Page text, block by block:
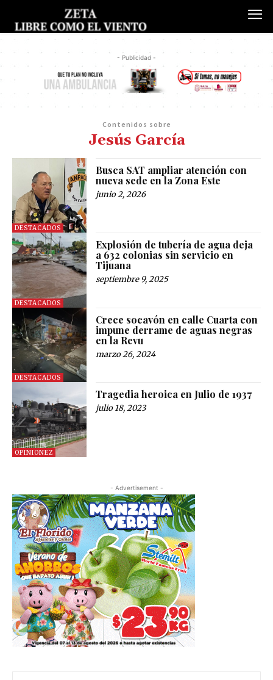
- Publicidad -
Contenidos sobre
Jesús García
DESTACADOS
Busca SAT ampliar atención con
nueva sede en la Zona Este
junio 2, 2026
DESTACADOS
Explosión de tubería de agua deja
a 632 colonias sin servicio en
Tijuana
septiembre 9, 2025
DESTACADOS
Crece socavón en calle Cuarta con
impune derrame de aguas negras
en la Revu
marzo 26, 2024
OPINIONEZ
Tragedia heroica en Julio de 1937
julio 18, 2023
- Advertisement -